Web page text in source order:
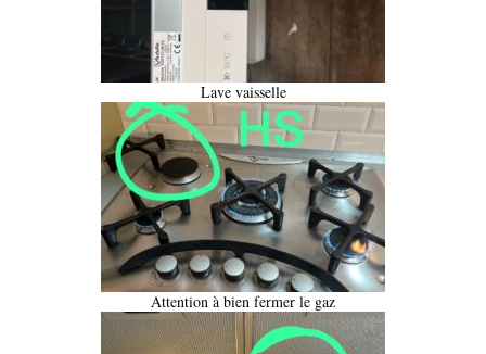
Lave vaisselle
Attention à bien fermer le gaz